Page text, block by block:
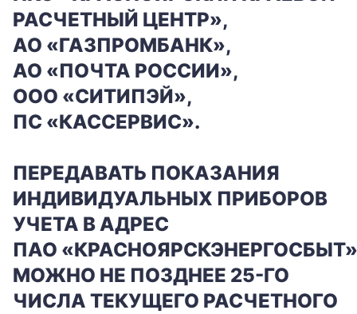
РАСЧЕТНЫЙ ЦЕНТР»,
АО «ГАЗПРОМБАНК»,
АО «ПОЧТА РОССИИ»,
ООО «СИТИПЭЙ»,
ПС «КАССЕРВИС».
ПЕРЕДАВАТЬ ПОКАЗАНИЯ
ИНДИВИДУАЛЬНЫХ ПРИБОРОВ
УЧЕТА В АДРЕС
ПАО «КРАСНОЯРСКЭНЕРГОСБЫТ»
МОЖНО НЕ ПОЗДНЕЕ 25-ГО
ЧИСЛА ТЕКУЩЕГО РАСЧЕТНОГО